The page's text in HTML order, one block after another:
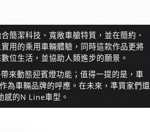
簡潔科技、寬敞車艙特質，並在簡約、
用的乘用車輛體驗，同時這款作品更將
位生活，並協助人類進步的願景。
來動態迎賓燈功能；值得一提的是，車
為車輛品牌的呼應。在未來，準買家們還
的N Line車型。